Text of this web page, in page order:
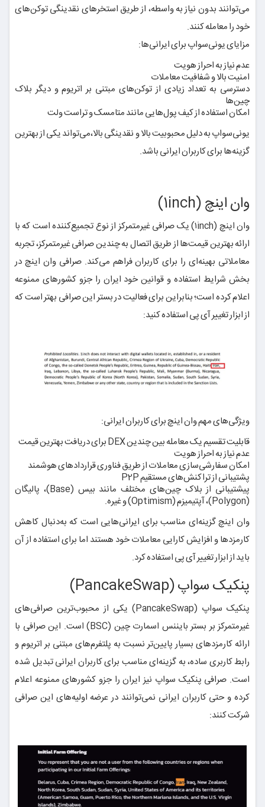
می‌توانند بدون نیاز به واسطه، از طریق استخرهای نقدینگی توکن‌های
خود را معامله کنند.
مزایای یونی‌سواپ برای ایرانی‌ها:
عدم نیاز به احراز هویت
امنیت بالا و شفافیت معاملات
دسترسی به تعداد زیادی از توکن‌های مبتنی بر اتریوم و دیگر بلاک
چین‌ها
امکان استفاده از کیف پول‌هایی مانند متامسک و تراست ولت
یونی‌سواپ به دلیل محبوبیت بالا و نقدینگی بالا،می‌تواند یکی از بهترین
گزینه‌ها برای کاربران ایرانی باشد.
وان اینچ (1inch)
وان اینچ (۱inch) یک صرافی غیرمتمرکز از نوع تجمیع‌کننده است که با
ارائه بهترین قیمت‌ها از طریق اتصال به چندین صرافی غیرمتمرکز، تجربه
معاملاتی بهینه‌ای را برای کاربران فراهم می‌کند. صرافی وان اینچ در
بخش شرایط استفاده و قوانین خود ایران را جزو کشورهای ممنوعه
اعلام کرده است؛ بنابراین برای فعالیت در بستر این صرافی بهتر است که
از ابزار تغییر آی پی استفاده کنید:
ویژگی‌های مهم وان اینچ برای کاربران ایرانی:
قابلیت تقسیم یک معامله بین چندین DEX برای دریافت بهترین قیمت
عدم نیاز به احراز هویت
امکان سفارشی‌سازی معاملات از طریق فناوری قراردادهای هوشمند
پشتیبانی از تراکنش‌های مستقیم P2P
پیشتیبانی از بلاک چین‌های مختلف مانند بیس (Base)، پالیگان
(Polygon)، آپتیمیزم (Optimism) و غیره.
وان اینچ گزینه‌ای مناسب برای ایرانی‌هایی است که به‌دنبال کاهش
کارمزدها و افزایش کارایی معاملات خود هستند اما برای استفاده از آن
باید از ابزار تغییر آی پی استفاده کرد.
پنکیک سواپ (PancakeSwap)
پنکیک سواپ (PancakeSwap) یکی از محبوب‌ترین صرافی‌های
غیرمتمرکز بر بستر بایننس اسمارت چین (BSC) است. این صرافی با
ارائه کارمزدهای بسیار پایین‌تر نسبت به پلتفرم‌های مبتنی بر اتریوم و
رابط کاربری ساده، به گزینه‌ای مناسب برای کاربران ایرانی تبدیل شده
است. صرافی پنکیک سواپ نیز ایران را جزو کشورهای ممنوعه اعلام
کرده و حتی کاربران ایرانی نمی‌توانند در عرضه اولیه‌های این صرافی
شرکت کنند: